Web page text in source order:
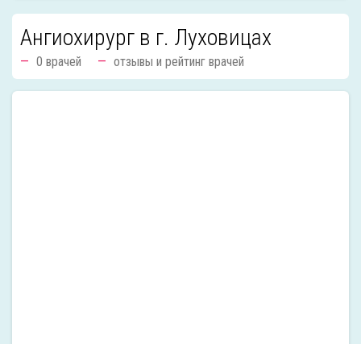
Ангиохирург в г. Луховицах
0 врачей отзывы и рейтинг врачей